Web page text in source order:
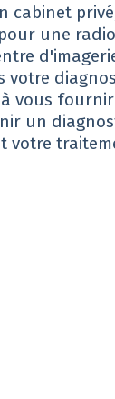
cabinet
une
votre
vous
un
votre